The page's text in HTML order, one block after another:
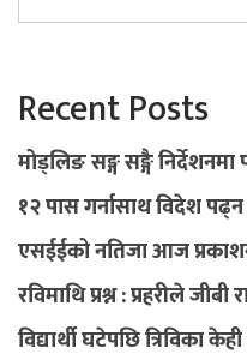
Recent Posts
मोड्लिङ सङ्ग सङ्गै
१२ पास गर्नासाथ विदेश
एसईईको नतिजा आज
रविमाथि प्रश्न : प्रहरीले
विद्यार्थी घटेपछि त्रिविका